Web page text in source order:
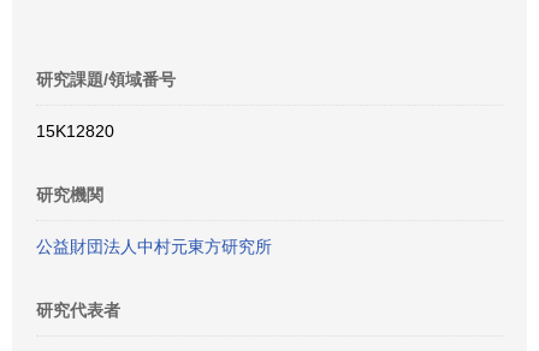
研究課題/領域番号
15K12820
研究機関
公益財団法人中村元東方研究所
研究代表者